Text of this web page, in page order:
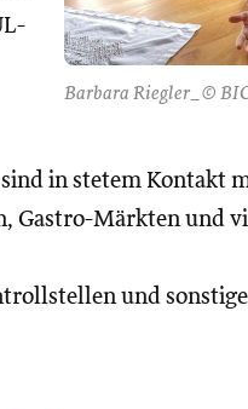
Barbara Riegler_©
in stetem Kontakt
Gastro-Märkten und
und